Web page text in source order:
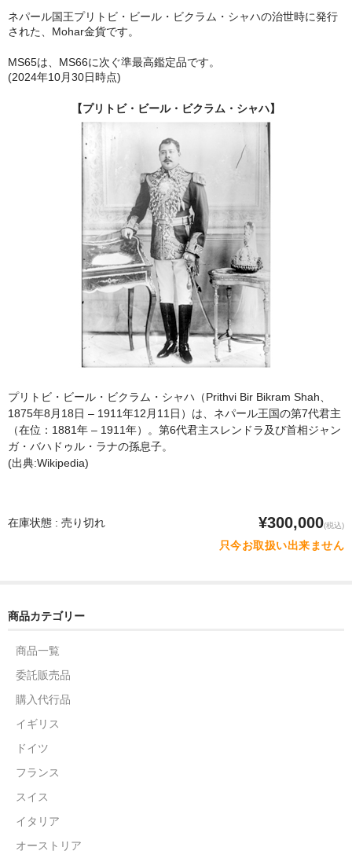
ネパール国王プリトビ・ビール・ビクラム・シャハの治世時に発行
された、Mohar金貨です。
MS65は、MS66に次ぐ準最高鑑定品です。
(2024年10月30日時点)
【プリトビ・ビール・ビクラム・シャハ】
プリトビ・ビール・ビクラム・シャハ（Prithvi Bir Bikram Shah、
1875年8月18日 – 1911年12月11日）は、ネパール王国の第7代君主
（在位：1881年 – 1911年）。第6代君主スレンドラ及び首相ジャン
ガ・バハドゥル・ラナの孫息子。
(出典:Wikipedia)
在庫状態 : 売り切れ ¥300,000(税込)
只今お取扱い出来ません
商品カテゴリー
商品一覧
委託販売品
購入代行品
イギリス
ドイツ
フランス
スイス
イタリア
オーストリア